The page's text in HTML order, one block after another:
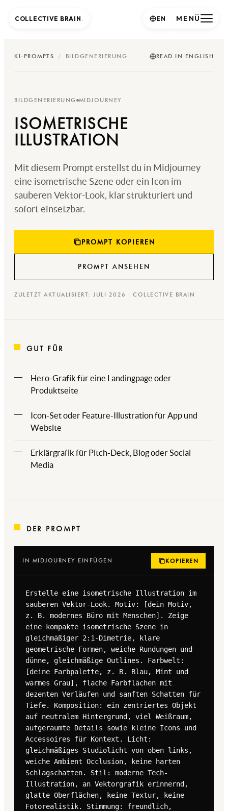
KI-PROMPTS / BILDGENERIERUNG READ IN ENGLISH
BILDGENERIERUNG MIDJOURNEY
ISOMETRISCHE
ILLUSTRATION
Mit diesem Prompt erstellst du in Midjourney
eine isometrische Szene oder ein Icon im
sauberen Vektor-Look, klar strukturiert und
sofort einsetzbar.
PROMPT KOPIEREN
PROMPT ANSEHEN
ZULETZT AKTUALISIERT: JULI 2026 · COLLECTIVE BRAIN
GUT FÜR
Hero-Grafik für eine Landingpage oder
Produktseite
Icon-Set oder Feature-Illustration für App und
Website
Erklärgrafik für Pitch-Deck, Blog oder Social
Media
DER PROMPT
IN MIDJOURNEY EINFÜGEN KOPIEREN
Erstelle eine isometrische Illustration im
sauberen Vektor-Look. Motiv: [dein Motiv,
z. B. modernes Büro mit Menschen]. Zeige
eine kompakte isometrische Szene in
gleichmäßiger 2:1-Dimetrie, klare
geometrische Formen, weiche Rundungen und
dünne, gleichmäßige Outlines. Farbwelt:
[deine Farbpalette, z. B. Blau, Mint und
warmes Grau], flache Farbflächen mit
dezenten Verläufen und sanften Schatten für
Tiefe. Komposition: ein zentriertes Objekt
auf neutralem Hintergrund, viel Weißraum,
aufgeräumte Details sowie kleine Icons und
Accessoires für Kontext. Licht:
gleichmäßiges Studiolicht von oben links,
weiche Ambient Occlusion, keine harten
Schlagschatten. Stil: moderne Tech-
Illustration, an Vektorgrafik erinnernd,
glatte Oberflächen, keine Textur, keine
Fotorealistik. Stimmung: freundlich,
COLLECTIVE BRAIN . MENÜ
EN